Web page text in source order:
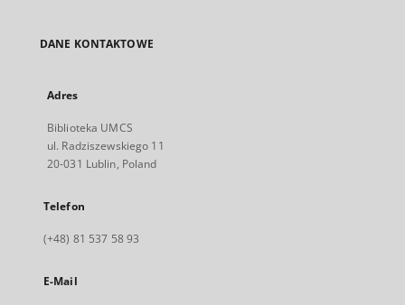
DANE KONTAKTOWE
Adres
Biblioteka UMCS
ul. Radziszewskiego 11
20-031 Lublin, Poland
Telefon
(+48) 81 537 58 93
E-Mail